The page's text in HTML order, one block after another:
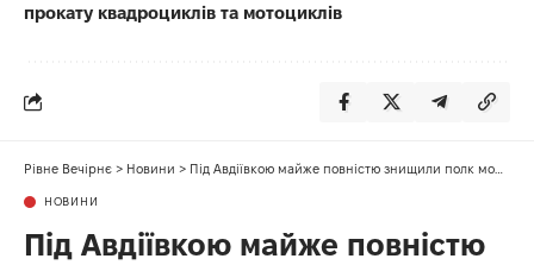
прокату квадроциклів та мотоциклів
Рівне Вечірнє > Новини > Під Авдіївкою майже повністю знищили полк мобілізованих росіян
НОВИНИ
Під Авдіївкою майже повністю